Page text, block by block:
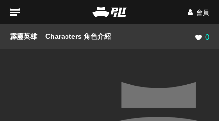
會員
霹靂英雄 Characters 角色介紹 瀏覽
0